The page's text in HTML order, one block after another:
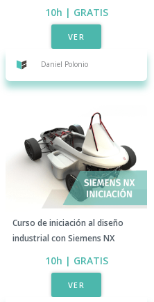
10h | GRATIS​
VER
Daniel Polonio​
Curso de iniciación al diseño
industrial con Siemens NX​
10h | GRATIS​
VER